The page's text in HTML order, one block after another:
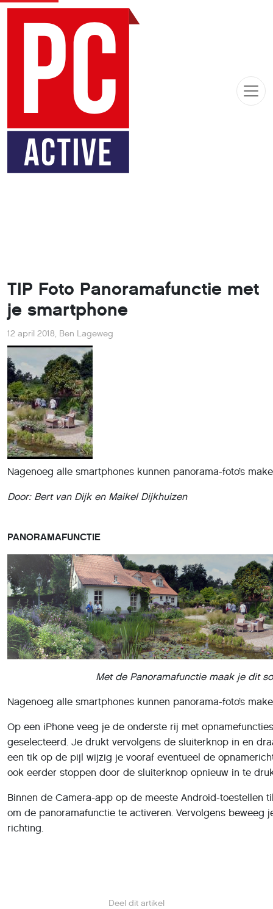
TIP Foto Panoramafunctie met
je smartphone
Deel dit artikel
12 april 2018, Ben Lageweg
Nagenoeg alle smartphones kunnen panorama-foto’s
Door: Bert van Dijk en Maikel Dijkhuizen
PANORAMAFUNCTIE
Met de Panoramafunctie maak je dit
Nagenoeg alle smartphones kunnen panorama-foto’s
Op een iPhone veeg je de onderste rij met
geselecteerd. Je drukt vervolgens de sluiterknop in en
een tik op de pijl wijzig je vooraf eventueel de
ook eerder stoppen door de sluiterknop opnieuw in te
Binnen de Camera-app op de meeste Android-toestellen
om de panoramafunctie te activeren. Vervolgens beweeg
richting.